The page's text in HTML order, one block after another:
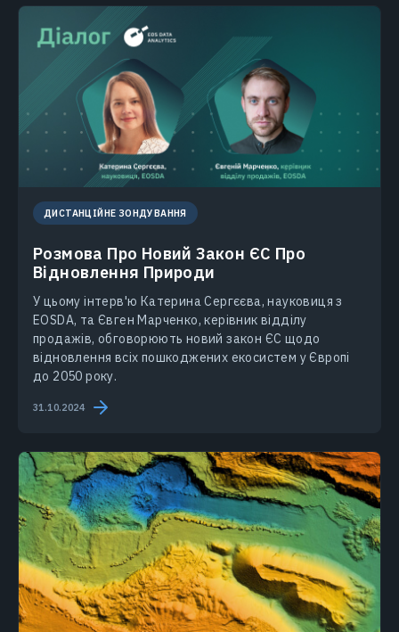
ДИСТАНЦІЙНЕ ЗОНДУВАННЯ
Розмова Про Новий Закон ЄС Про
Відновлення Природи
У цьому інтерв'ю Катерина Сергєєва, науковиця з
EOSDA, та Євген Марченко, керівник відділу
продажів, обговорюють новий закон ЄС щодо
відновлення всіх пошкоджених екосистем у Європі
до 2050 року.
31.10.2024